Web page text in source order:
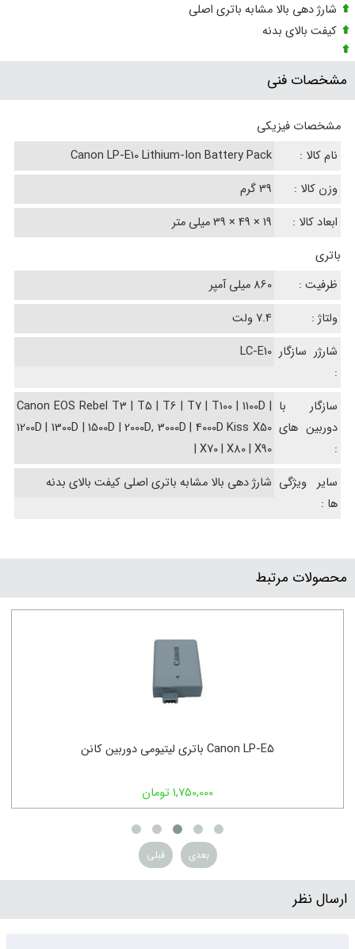
شارژ دهی بالا مشابه باتری اصلی
کیفت بالای بدنه
مشخصات فنی
مشخصات فیزیکی
نام کالا :
Canon LP-E10 Lithium-Ion Battery Pack
وزن کالا :
39 گرم
ابعاد کالا :
19 × 49 × 39 میلی متر
باتری
ظرفیت :
860 میلی آمپر
ولتاژ :
7.4 ولت
شارژر سازگار
:
LC-E10
سازگار با
دوربین های
:
Canon EOS Rebel T3 | T5 | T6 | T7 | T100 | 1100D |
1200D | 1300D | 1500D | 2000D, 3000D | 4000D Kiss X50
| X70 | X80 | X90
سایر ویژگی
ها :
شارژ دهی بالا مشابه باتری اصلی کیفت بالای بدنه
محصولات مرتبط
باتری لیتیومی دوربین کانن Canon LP-E5
1,750,000 تومان
قبلی بعدی
ارسال نظر